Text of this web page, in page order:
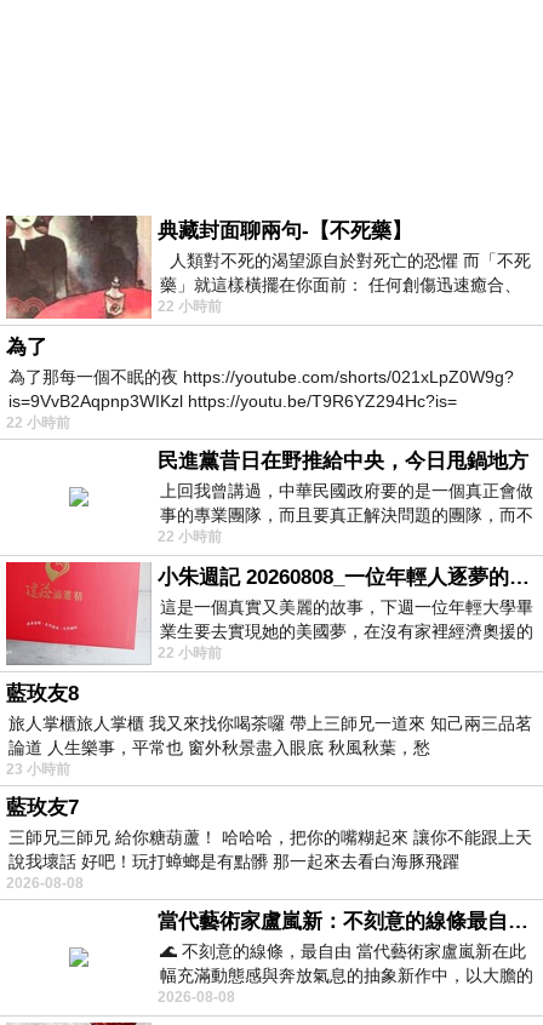
典藏封面聊兩句-【不死藥】
人類對不死的渴望源自於對死亡的恐懼 而「不死
藥」就這樣橫擺在你面前： 任何創傷迅速癒合、
停止衰老、痛覺消失…堪
22 小時前
為了
為了那每一個不眠的夜 https://youtube.com/shorts/021xLpZ0W9g?
is=9VvB2Aqpnp3WIKzl https://youtu.be/T9R6YZ294Hc?is=
22 小時前
民進黨昔日在野推給中央，今日甩鍋地方
上回我曾講過，中華民國政府要的是一個真正會做
事的專業團隊，而且要真正解決問題的團隊，而不
是只會到處甩鍋的雙標團隊，最近民進黨
22 小時前
小朱週記 20260808_一位年輕人逐夢的真實故事
這是一個真實又美麗的故事，下週一位年輕大學畢
業生要去實現她的美國夢，在沒有家裡經濟奧援的
情況下，靠著自我努力工作累積出國基
22 小時前
藍玫友8
旅人掌櫃旅人掌櫃 我又來找你喝茶囉 帶上三師兄一道來 知己兩三品茗
論道 人生樂事，平常也 窗外秋景盡入眼底 秋風秋葉，愁
23 小時前
藍玫友7
三師兄三師兄 給你糖葫蘆！ 哈哈哈，把你的嘴糊起來 讓你不能跟上天
說我壞話 好吧！玩打蟑螂是有點髒 那一起來去看白海豚飛躍
2026-08-08
當代藝術家盧嵐新：不刻意的線條最自由，讓色彩流動、筆觸自己說話
🌊 不刻意的線條，最自由 當代藝術家盧嵐新在此
幅充滿動態感與奔放氣息的抽象新作中，以大膽的
藍色顏料在白色畫布上揮灑、壓印與流淌
2026-08-08